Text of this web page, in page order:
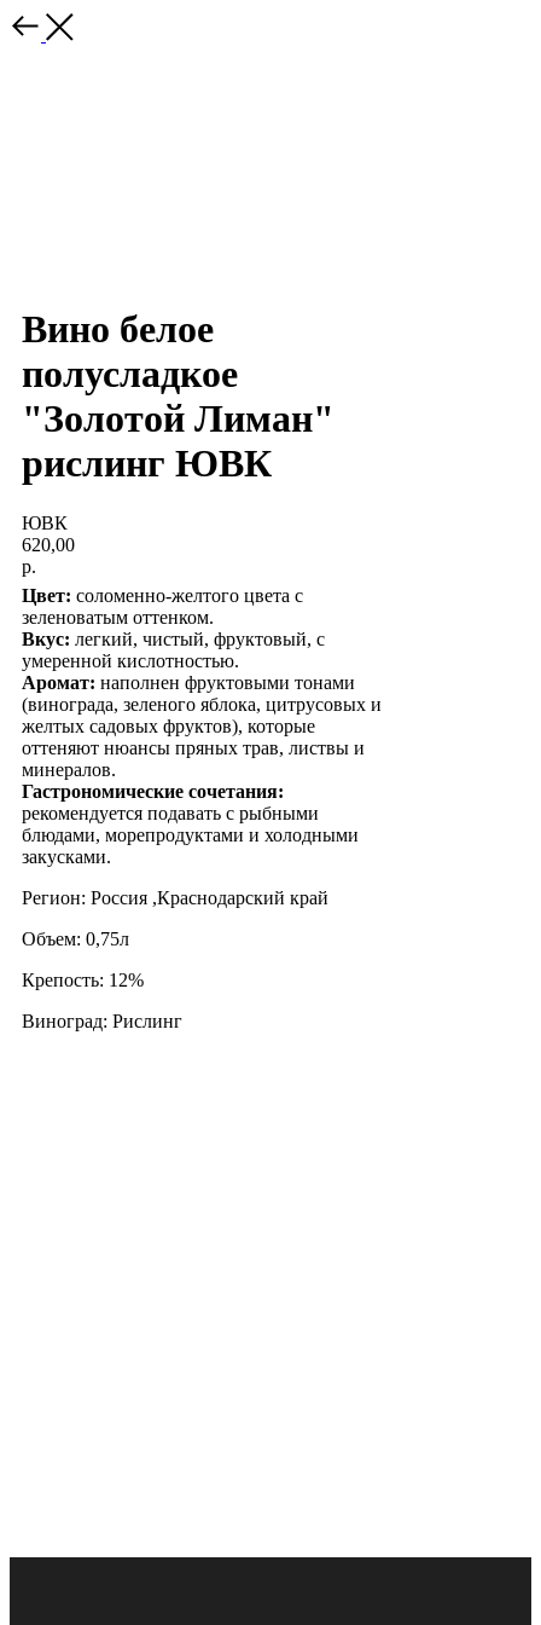
Вино белое
полусладкое
"Золотой Лиман"
рислинг ЮВК
ЮВК
620,00
р.
Цвет: соломенно-желтого цвета с
зеленоватым оттенком.
Вкус: легкий, чистый, фруктовый, с
умеренной кислотностью.
Аромат: наполнен фруктовыми тонами
(винограда, зеленого яблока, цитрусовых и
желтых садовых фруктов), которые
оттеняют нюансы пряных трав, листвы и
минералов.
Гастрономические сочетания:
рекомендуется подавать с рыбными
блюдами, морепродуктами и холодными
закусками.
Регион: Россия ,Краснодарский край
Объем: 0,75л
Крепость: 12%
Виноград: Рислинг